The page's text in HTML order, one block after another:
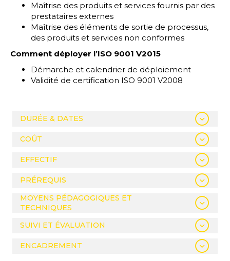
Maîtrise des produits et services fournis par des
prestataires externes
Maîtrise des éléments de sortie de processus,
des produits et services non conformes
Comment déployer l’ISO 9001 V2015
Démarche et calendrier de déploiement
Validité de certification ISO 9001 V2008
DURÉE & DATES
COÛT
EFFECTIF
PRÉREQUIS
MOYENS PÉDAGOGIQUES ET
TECHNIQUES
SUIVI ET ÉVALUATION
ENCADREMENT